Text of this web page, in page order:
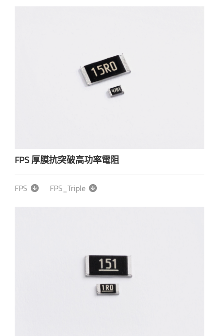
FPS 厚膜抗突破高功率電阻
FPS FPS_Triple